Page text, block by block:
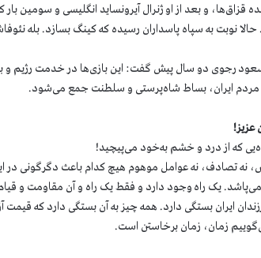
حالا نوبت به سپاه پاسداران رسیده که کینگ بسازد. بله
رجوی دو سال پیش گفت: این بازی‌ها در خدمت رژیم و
مردم ایران، بساط شاه‌پرستی و سلطنت جمع می‌شود.
عزیز!
که از درد و خشم به‌خود می‌پیچید!
نه تصادف، نه عوامل موهوم هیچ‌ کدام باعث دگرگونی در
یک راه وجود دارد و فقط یک راه و آن مقاومت و
ایران بستگی دارد. همه چیز به آن بستگی دارد که قیمت
زمان، زمان برخاستن است.